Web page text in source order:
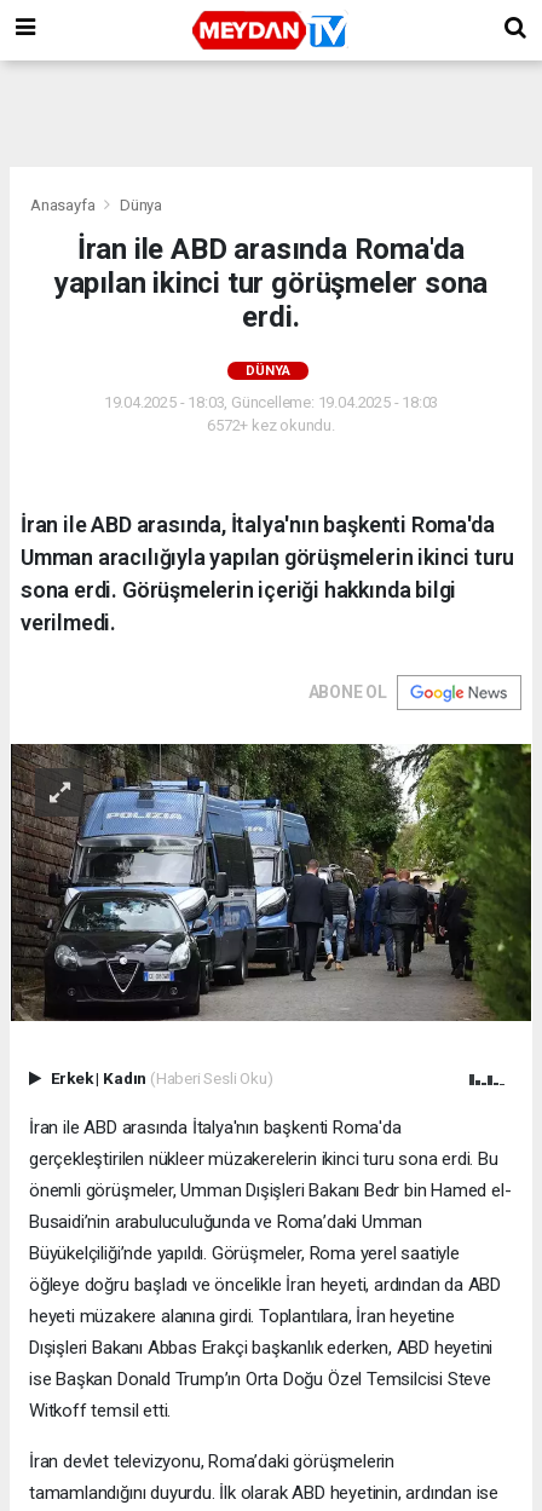
Anasayfa Dünya
İran ile ABD arasında Roma'da
yapılan ikinci tur görüşmeler sona
erdi.
DÜNYA
19.04.2025 - 18:03, Güncelleme: 19.04.2025 - 18:03
6572+ kez okundu.
İran ile ABD arasında, İtalya'nın başkenti Roma'da
Umman aracılığıyla yapılan görüşmelerin ikinci turu
sona erdi. Görüşmelerin içeriği hakkında bilgi
verilmedi.
ABONE OL
Erkek| Kadın (Haberi Sesli Oku)
İran ile ABD arasında İtalya'nın başkenti Roma'da
gerçekleştirilen nükleer müzakerelerin ikinci turu sona erdi. Bu
önemli görüşmeler, Umman Dışişleri Bakanı Bedr bin Hamed el-
Busaidi’nin arabuluculuğunda ve Roma’daki Umman
Büyükelçiliği’nde yapıldı. Görüşmeler, Roma yerel saatiyle
öğleye doğru başladı ve öncelikle İran heyeti, ardından da ABD
heyeti müzakere alanına girdi. Toplantılara, İran heyetine
Dışişleri Bakanı Abbas Erakçi başkanlık ederken, ABD heyetini
ise Başkan Donald Trump’ın Orta Doğu Özel Temsilcisi Steve
Witkoff temsil etti.
İran devlet televizyonu, Roma’daki görüşmelerin
tamamlandığını duyurdu. İlk olarak ABD heyetinin, ardından ise